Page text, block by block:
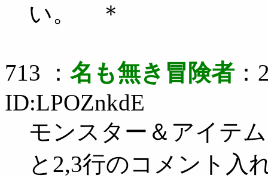
い。 ＊
713 ： 名も無き冒険者
ID:LPOZnkdE
モンスター＆アイテ
と2,3行のコメント入